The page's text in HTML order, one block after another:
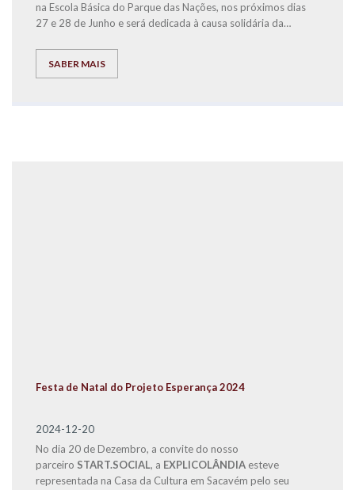
na Escola Básica do Parque das Nações, nos próximos dias
27 e 28 de Junho e será dedicada à causa solidária da
SABER MAIS
Festa de Natal do Projeto Esperança 2024
2024-12-20
No dia 20 de Dezembro, a convite do nosso
parceiro START.SOCIAL, a EXPLICOLÂNDIA esteve
representada na Casa da Cultura em Sacavém pelo seu